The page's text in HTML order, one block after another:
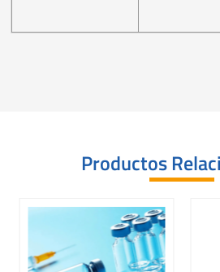
Productos